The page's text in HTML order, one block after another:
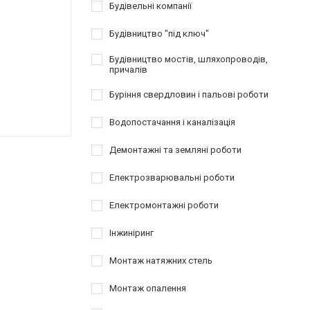
Будівельні компанії
Будівництво "під ключ"
Будівництво мостів, шляхопроводів,
причалів
Буріння свердловин і пальові роботи
Водопостачання і каналізація
Демонтажні та земляні роботи
Електрозварювальні роботи
Електромонтажні роботи
Інжиніринг
Монтаж натяжних стель
Монтаж опалення